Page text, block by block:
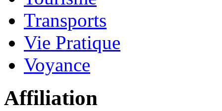
Transports
Vie Pratique
Voyance
Affiliation